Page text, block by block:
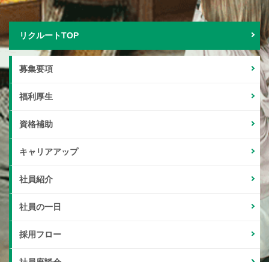
リクルートTOP
募集要項
福利厚生
資格補助
キャリアアップ
社員紹介
社員の一日
採用フロー